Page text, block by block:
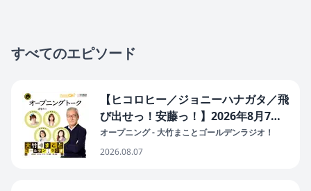
すべてのエピソード
【ヒコロヒー／ジョニーハナガタ／飛
び出せっ！安藤っ！】2026年8月7
日 松竹芸能スペシャル／エッセイ
『きれはし』
オープニング - 大竹まことゴールデンラジオ！
2026.08.07